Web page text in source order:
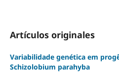
Artículos originales
Variabilidade genética em
Schizolobium parahyba